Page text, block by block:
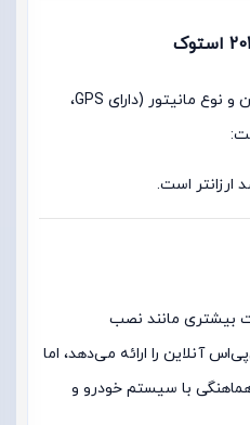
قیمت بسته به مدل، سالم بودن و نوع مانیتور (دارای GPS،
بیشتری مانند نصب
آنلاین را ارائه می‌دهد، اما
با سیستم خودرو و